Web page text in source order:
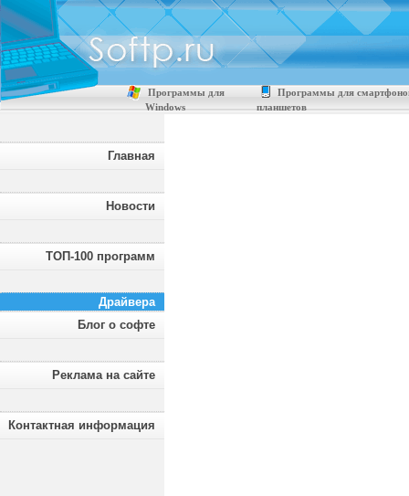
Программы для
Windows
Программы для
планшетов
Главная
Новости
ТОП-100 программ
Драйвера
Блог о софте
Реклама на сайте
Контактная информация